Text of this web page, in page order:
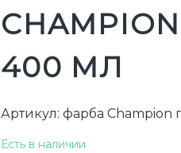
400 МЛ
Артикул: фарба Champion
Есть в наличии